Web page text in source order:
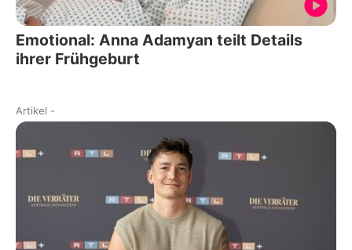
Emotional: Anna Adamyan teilt Details
ihrer Frühgeburt
Artikel -